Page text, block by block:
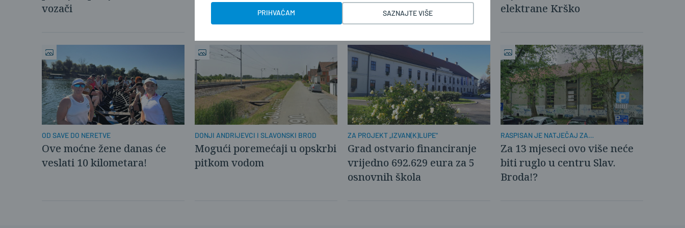
vozači
elektrane Krško
OD SAVE DO NERETVE
Ove moćne žene danas će
veslati 10 kilometara!
DONJI ANDRIJEVCI I SLAVONSKI BROD
Mogući poremećaji u opskrbi
pitkom vodom
ZA PROJEKT „IZVAN(K)LUPE"
Grad ostvario financiranje
vrijedno 692.629 eura za 5
osnovnih škola
RASPISAN JE NATJEČAJ ZA
REKONSTRUKCIJU
Za 13 mjeseci ovo više neće
biti ruglo u centru Slav.
Broda!?
PRIHVAĆAM SAZNAJTE VIŠE